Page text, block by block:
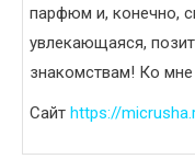
парфюм и, конечно,
увлекающаяся,
знакомствам! Ко
Сайт https://